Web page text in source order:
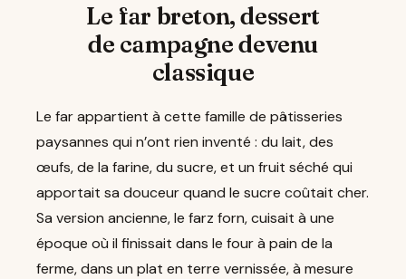
Le far breton, dessert
de campagne devenu
classique
Le far appartient à cette famille de pâtisseries
paysannes qui n’ont rien inventé : du lait, des
œufs, de la farine, du sucre, et un fruit séché qui
apportait sa douceur quand le sucre coûtait cher.
Sa version ancienne, le farz forn, cuisait à une
époque où il finissait dans le four à pain de la
ferme, dans un plat en terre vernissée, à mesure